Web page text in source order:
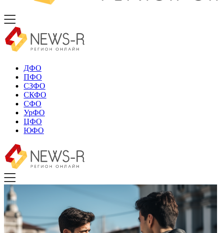
ДФО
ПФО
СЗФО
СКФО
СФО
УрФО
ЦФО
ЮФО